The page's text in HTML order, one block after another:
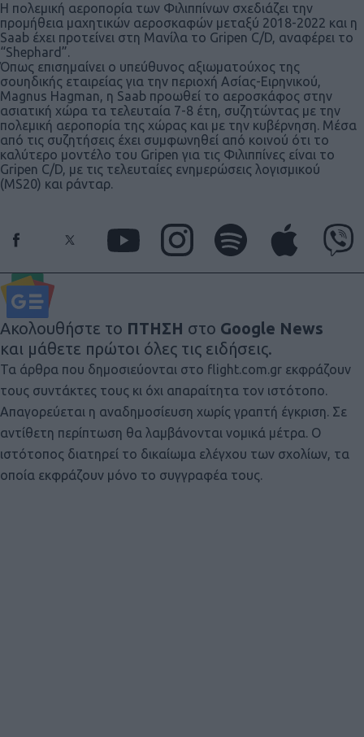
Η πολεμική αεροπορία των Φιλιππίνων σχεδιάζει την
προμήθεια μαχητικών αεροσκαφών μεταξύ 2018-2022 και η
Saab έχει προτείνει στη Μανίλα το Gripen C/D, αναφέρει το
“Shephard”.
Όπως επισημαίνει ο υπεύθυνος αξιωματούχος της
σουηδικής εταιρείας για την περιοχή Ασίας-Ειρηνικού,
Magnus Hagman, η Saab προωθεί το αεροσκάφος στην
ασιατική χώρα τα τελευταία 7-8 έτη, συζητώντας με την
πολεμική αεροπορία της χώρας και με την κυβέρνηση. Μέσα
από τις συζητήσεις έχει συμφωνηθεί από κοινού ότι το
καλύτερο μοντέλο του Gripen για τις Φιλιππίνες είναι το
Gripen C/D, με τις τελευταίες ενημερώσεις λογισμικού
(MS20) και ράνταρ.
Ακολουθήστε το ΠΤΗΣΗ στο Google News
και μάθετε πρώτοι όλες τις ειδήσεις.
Τα άρθρα που δημοσιεύονται στο flight.com.gr εκφράζουν
τους συντάκτες τους κι όχι απαραίτητα τον ιστότοπο.
Απαγορεύεται η αναδημοσίευση χωρίς γραπτή έγκριση. Σε
αντίθετη περίπτωση θα λαμβάνονται νομικά μέτρα. Ο
ιστότοπος διατηρεί το δικαίωμα ελέγχου των σχολίων, τα
οποία εκφράζουν μόνο το συγγραφέα τους.